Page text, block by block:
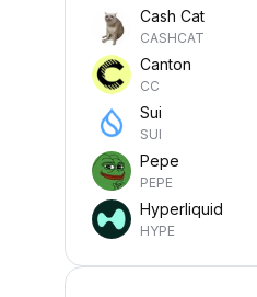
Cash Cat
CASHCAT
Canton
CC
Sui
SUI
Pepe
PEPE
Hyperliquid
HYPE